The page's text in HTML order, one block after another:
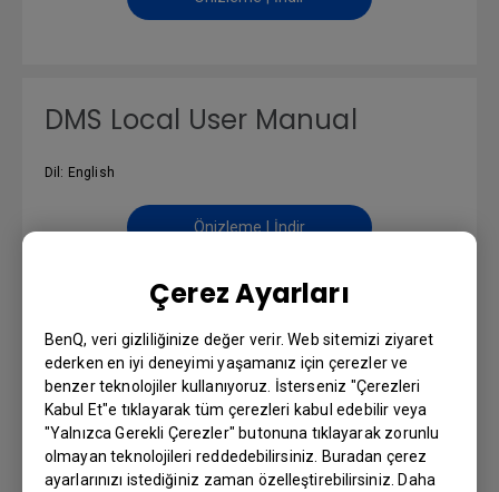
Çerez Ayarları
BenQ, veri gizliliğinize değer verir. Web sitemizi ziyaret
ederken en iyi deneyimi yaşamanız için çerezler ve
benzer teknolojiler kullanıyoruz. İsterseniz "Çerezleri
Kabul Et"e tıklayarak tüm çerezleri kabul edebilir veya
"Yalnızca Gerekli Çerezler" butonuna tıklayarak zorunlu
olmayan teknolojileri reddedebilirsiniz. Buradan çerez
ayarlarınızı istediğiniz zaman özelleştirebilirsiniz. Daha
DMS Local User Manual
Dil: English
Önizleme | İndir
Installation Handbook
Dil: English
Önizleme | İndir